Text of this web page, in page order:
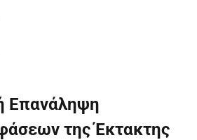
Επανάληψη
της Έκτακτης